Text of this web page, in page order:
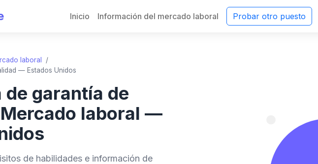
Inicio Información del mercado laboral Probar otro puesto
laboral
/
— Estados Unidos
de garantía de
laboral —
de habilidades e información de